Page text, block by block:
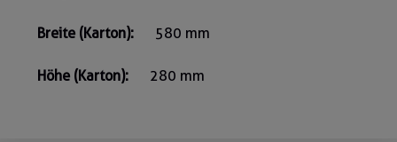
Breite (Karton): 580 mm
Höhe (Karton): 280 mm